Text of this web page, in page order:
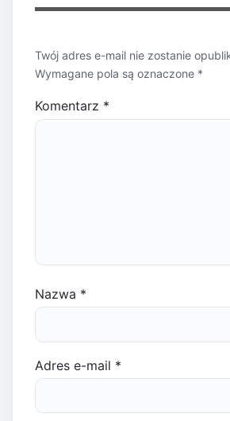
Twój adres e-mail nie zostanie
Wymagane pola są oznaczone *
Komentarz *
Nazwa *
Adres e-mail *